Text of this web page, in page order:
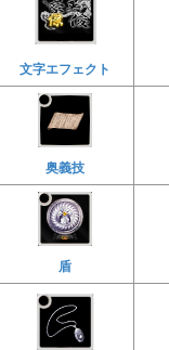
文字エフェクト
奥義技
盾